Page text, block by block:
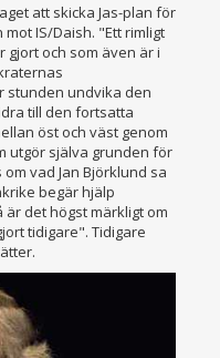
att skicka Jas-plan för
IS/Daish. "Ett rimligt
gjort och som även är i
stunden undvika den
till den fortsatta
öst och väst genom
utgör själva grunden för
vad Jan Björklund sa
begär hjälp
det högst märkligt om
tidigare". Tidigare